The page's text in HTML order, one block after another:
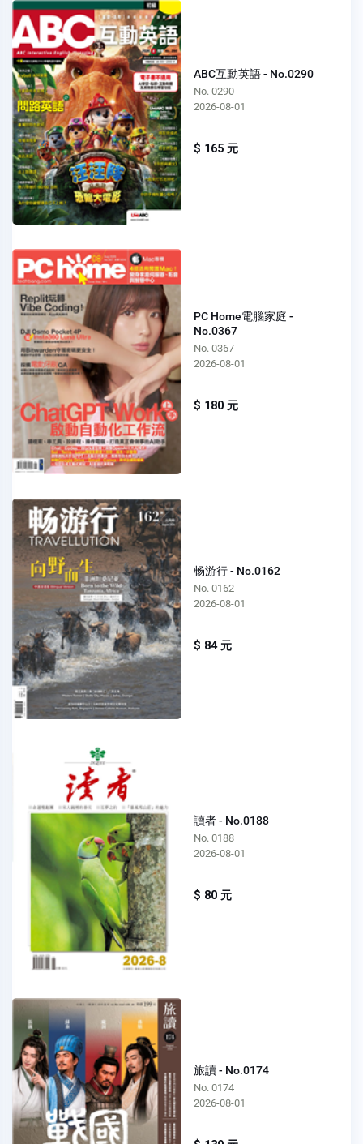
ABC互動英語 - No.0290
No. 0290
2026-08-01
$ 165 元
PC Home電腦家庭 -
No.0367
No. 0367
2026-08-01
$ 180 元
畅游行 - No.0162
No. 0162
2026-08-01
$ 84 元
讀者 - No.0188
No. 0188
2026-08-01
$ 80 元
旅讀 - No.0174
No. 0174
2026-08-01